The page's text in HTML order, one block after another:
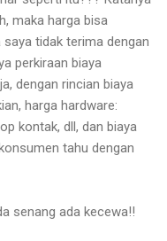
maka harga bisa
tidak terima dengan
perkiraan biaya
dengan rincian biaya
harga hardware:
kontak, dll, dan biaya
tahu dengan
senang ada kecewa!!